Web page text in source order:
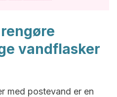
vandflasker
med postevand er en